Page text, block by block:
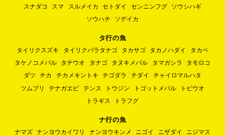
スナダコ
スマ スルメイカ セトダイ センニンフグ
ソウシハギ
ソウハチ
ソデイカ
タ行の魚
タイリクスズキ タイリクバラタナゴ タカサゴ タカノハダイ
タカベ
タケノコメバル
タチウオ タナゴ タヌキメバル タマガシラ
タモロコ
ダツ
チカ チカメキントキ チゴダラ チダイ
チャイロマルハタ
ツムブリ
テナガエビ テンス トウジン トゴットメバル
トビウオ
トラギス
トラフグ
ナ行の魚
ナマズ ナンヨウカイワリ ナンヨウキンメ ニゴイ ニザダイ
ニジマス